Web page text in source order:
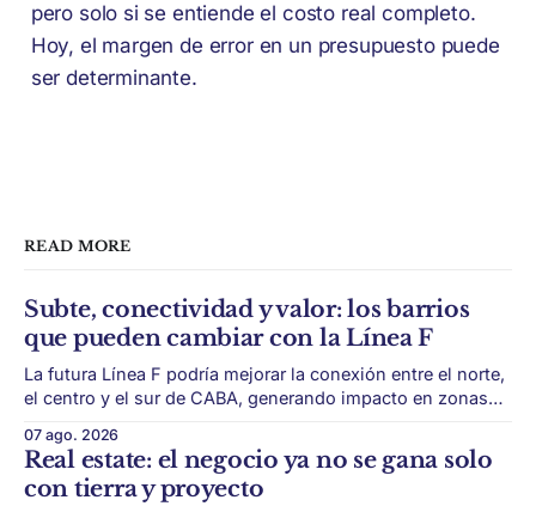
pero solo si se entiende el costo real completo.
Hoy, el margen de error en un presupuesto puede
ser determinante.
READ MORE
Subte, conectividad y valor: los barrios
que pueden cambiar con la Línea F
La futura Línea F podría mejorar la conexión entre el norte,
el centro y el sur de CABA, generando impacto en zonas
transporte puede cambiar el mapa inmobiliario de una
ciudad. La futura Línea F del subte busca mejorar la
conexión
07 ago. 2026
Real estate: el negocio ya no se gana solo
con tierra y proyecto